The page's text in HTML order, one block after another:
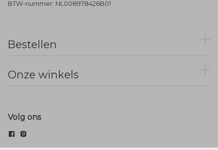
BTW-nummer: NL008978426B01
Bestellen
Onze winkels
Volg ons